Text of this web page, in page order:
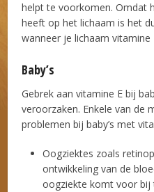
helpt te voorkomen. Omdat
heeft op het lichaam is het
wanneer je lichaam
Baby’s
Gebrek aan vitamine E bij
veroorzaken. Enkele van de
problemen bij baby’s met
Oogziektes zoals
ontwikkeling van de
oogziekte komt voor bij